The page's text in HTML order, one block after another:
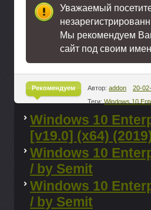
Уважаемый
Мы рекомендуем
сайт под своим
Рекомендуем
^
Автор:addon
20-
Теги:Windows 10
Windows 10
[v19.0] (x64)
Windows 10
/ by Semit
Windows 10
/ by Semit